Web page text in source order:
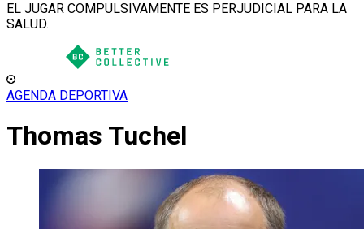
EL JUGAR COMPULSIVAMENTE ES PERJUDICIAL PARA LA
SALUD.
AGENDA DEPORTIVA
Thomas Tuchel